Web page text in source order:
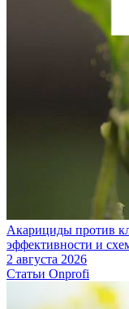
Акарициды против
эффективности и
2 августа 2026
Статьи Onprofi